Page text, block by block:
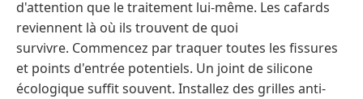
d'attention que le traitement lui-même. Les cafards
reviennent là où ils trouvent de quoi
survivre. Commencez par traquer toutes les fissures
et points d'entrée potentiels. Un joint de silicone
écologique suffit souvent. Installez des grilles anti-